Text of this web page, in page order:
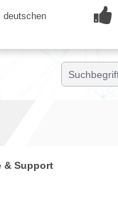
deutschen
& Support